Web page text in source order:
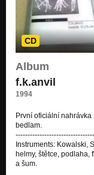
CD
Album
f.k.anvil
1994
První oficiální
bedlam.
Instruments: Kowalski,
helmy, štětce, podlaha,
a šum.